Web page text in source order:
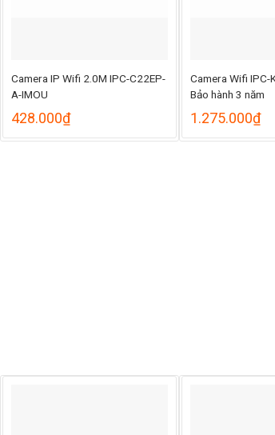
Camera IP Wifi 2.0M IPC-C22EP-
A-IMOU
428.000₫
Camera Wifi IPC-
Bảo hành 3 năm
1.275.000₫